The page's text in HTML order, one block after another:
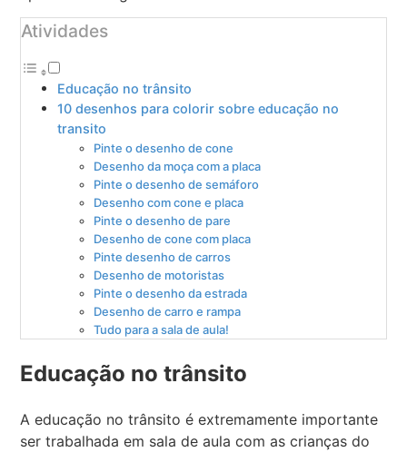
Atividades
Educação no trânsito
10 desenhos para colorir sobre educação no
transito
Pinte o desenho de cone
Desenho da moça com a placa
Pinte o desenho de semáforo
Desenho com cone e placa
Pinte o desenho de pare
Desenho de cone com placa
Pinte desenho de carros
Desenho de motoristas
Pinte o desenho da estrada
Desenho de carro e rampa
Tudo para a sala de aula!
Educação no trânsito
A educação no trânsito é extremamente importante
ser trabalhada em sala de aula com as crianças do